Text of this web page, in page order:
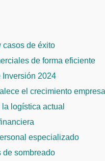
casos de éxito
de forma eficiente
Inversión 2024
el crecimiento
logística actual
especializado
de sombreado